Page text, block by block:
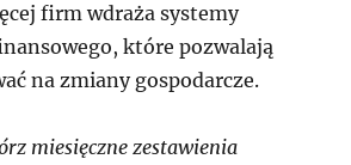
firm wdraża systemy
które pozwalają
na zmiany gospodarcze.
miesięczne zestawienia